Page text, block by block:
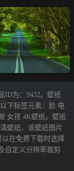
ID为：9432。壁纸
下标签元素：脸 电
女孩 4K壁纸。壁纸
壁纸，该壁纸图片
在免费下载时选择
自定义分辨率裁剪